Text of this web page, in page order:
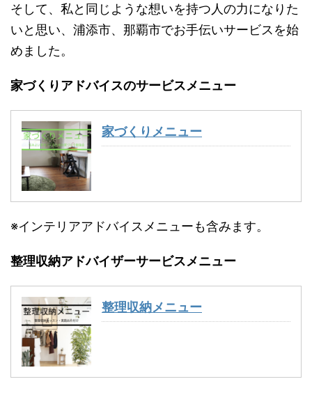
そして、私と同じような想いを持つ人の力になりた
いと思い、浦添市、那覇市でお手伝いサービスを始
めました。
家づくりアドバイスのサービスメニュー
家づくりメニュー
※インテリアアドバイスメニューも含みます。
整理収納アドバイザーサービスメニュー
整理収納メニュー